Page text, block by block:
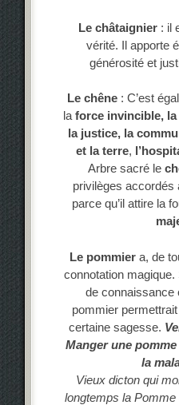
Le châtaignier : il
vérité. Il apporte
générosité et
Le chêne : C’est
laforce invincible,
la justice, la
et la terre,
Arbre sacré le
privilèges accordés
parce qu’il attire la
Le pommiera, de
connotation
de connaissance
pommier
certaine sagesse.
Manger une
la
Vieux dicton qui
longtemps la